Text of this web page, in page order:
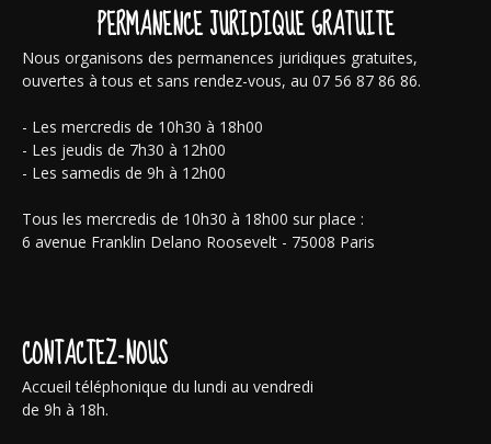
PERMANENCE JURIDIQUE GRATUITE
Nous organisons des permanences juridiques gratuites,
ouvertes à tous et sans rendez-vous, au 07 56 87 86 86.
- Les mercredis de 10h30 à 18h00
- Les jeudis de 7h30 à 12h00
- Les samedis de 9h à 12h00
Tous les mercredis de 10h30 à 18h00 sur place :
6 avenue Franklin Delano Roosevelt - 75008 Paris
CONTACTEZ-NOUS
Accueil téléphonique du lundi au vendredi
de 9h à 18h.